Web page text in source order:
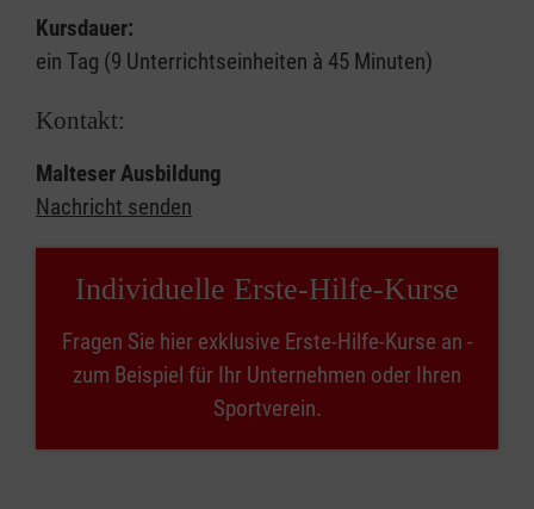
Kursdauer:
ein Tag (9 Unterrichtseinheiten à 45 Minuten)
Kontakt:
Malteser Ausbildung
Nachricht senden
Individuelle Erste-Hilfe-Kurse
Fragen Sie hier exklusive Erste-Hilfe-Kurse an -
zum Beispiel für Ihr Unternehmen oder Ihren
Sportverein.